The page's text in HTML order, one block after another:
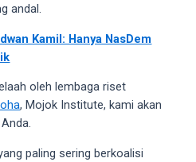
andal.
Kamil: Hanya NasDem
oleh lembaga riset
, Mojok Institute, kami akan
paling sering berkoalisi